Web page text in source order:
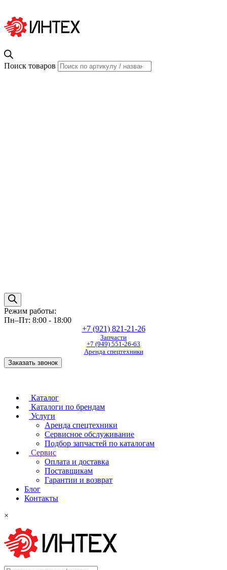
Поиск товаров
Режим работы:
Пн–Пт: 8:00 - 18:00
+7 (921) 821-21-26
Запчасти
+7 (949) 551-26-63
Аренда спецтехники
Заказать звонок
Каталог
Каталоги по брендам
Услуги
Аренда спецтехники
Сервисное обслуживание
Подбор запчастей по каталогам
Сервис
Оплата и доставка
Поставщикам
Гарантии и возврат
Блог
Контакты
×